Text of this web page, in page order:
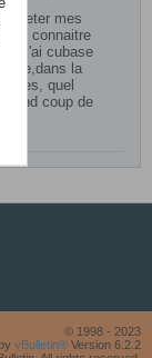
mes
connaitre
j'ai cubase
la
quel
coup de
© 1998 - 2023
vBulletin® Version 6.2.2